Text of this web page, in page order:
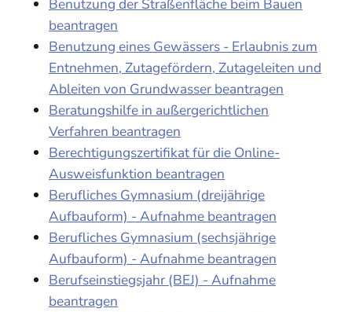
Benutzung der Straßenfläche beim Bauen
beantragen
Benutzung eines Gewässers - Erlaubnis zum
Entnehmen, Zutagefördern, Zutageleiten und
Ableiten von Grundwasser beantragen
Beratungshilfe in außergerichtlichen
Verfahren beantragen
Berechtigungszertifikat für die Online-
Ausweisfunktion beantragen
Berufliches Gymnasium (dreijährige
Aufbauform) - Aufnahme beantragen
Berufliches Gymnasium (sechsjährige
Aufbauform) - Aufnahme beantragen
Berufseinstiegsjahr (BEJ) - Aufnahme
beantragen